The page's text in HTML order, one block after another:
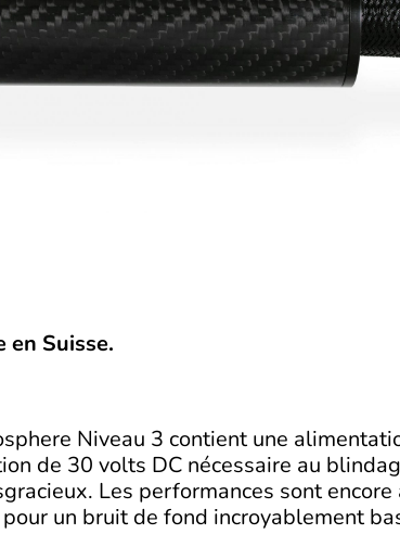
Suisse.
Niveau 3 contient une
de 30 volts DC nécessaire au
Les performances sont
un bruit de fond incroyablement